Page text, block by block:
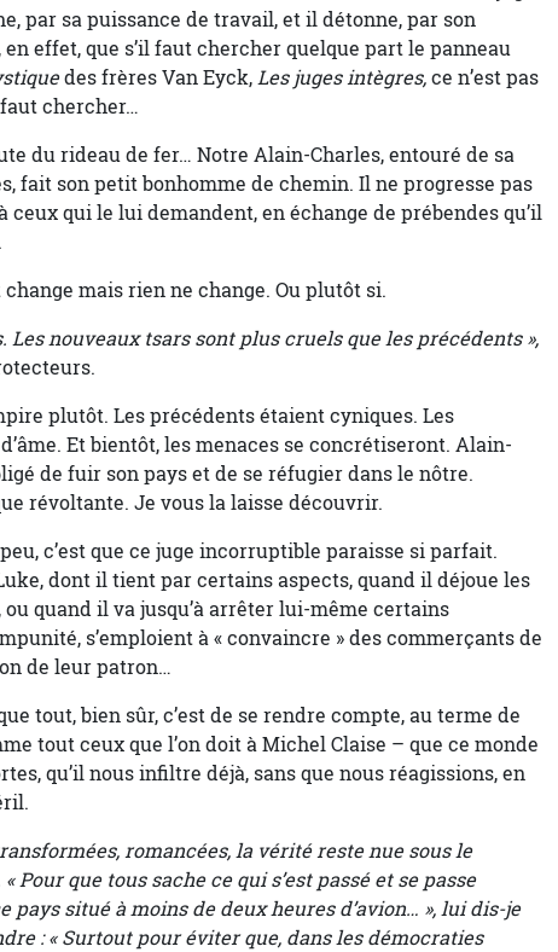
par sa puissance de travail, et il détonne, par son
effet, que s’il faut chercher quelque part le panneau
des frères Van Eyck,Les juges intègres,ce n’est pas
faut chercher…
du rideau de fer… Notre Alain-Charles, entouré de sa
fait son petit bonhomme de chemin. Il ne progresse pas
qui le lui demandent, en échange de prébendes qu’il
mais rien ne change. Ou plutôt si.
Les nouveaux tsars sont plus cruels que les précédents »,
plutôt. Les précédents étaient cyniques. Les
Et bientôt, les menaces se concrétiseront. Alain-
de fuir son pays et de se réfugier dans le nôtre.
révoltante. Je vous la laisse découvrir.
c’est que ce juge incorruptible paraisse si parfait.
dont il tient par certains aspects, quand il déjoue les
quand il va jusqu’à arrêter lui-même certains
s’emploient à « convaincre » des commerçants de
de leur patron…
tout, bien sûr, c’est de se rendre compte, au terme de
tout ceux que l’on doit à Michel Claise – que ce monde
qu’il nous infiltre déjà, sans que nous réagissions, en
romancées, la vérité reste nue sous le
Pour que tous sache ce qui s’est passé et se passe
pays situé à moins de deux heures d’avion… », lui dis-je
: « Surtout pour éviter que, dans les démocraties